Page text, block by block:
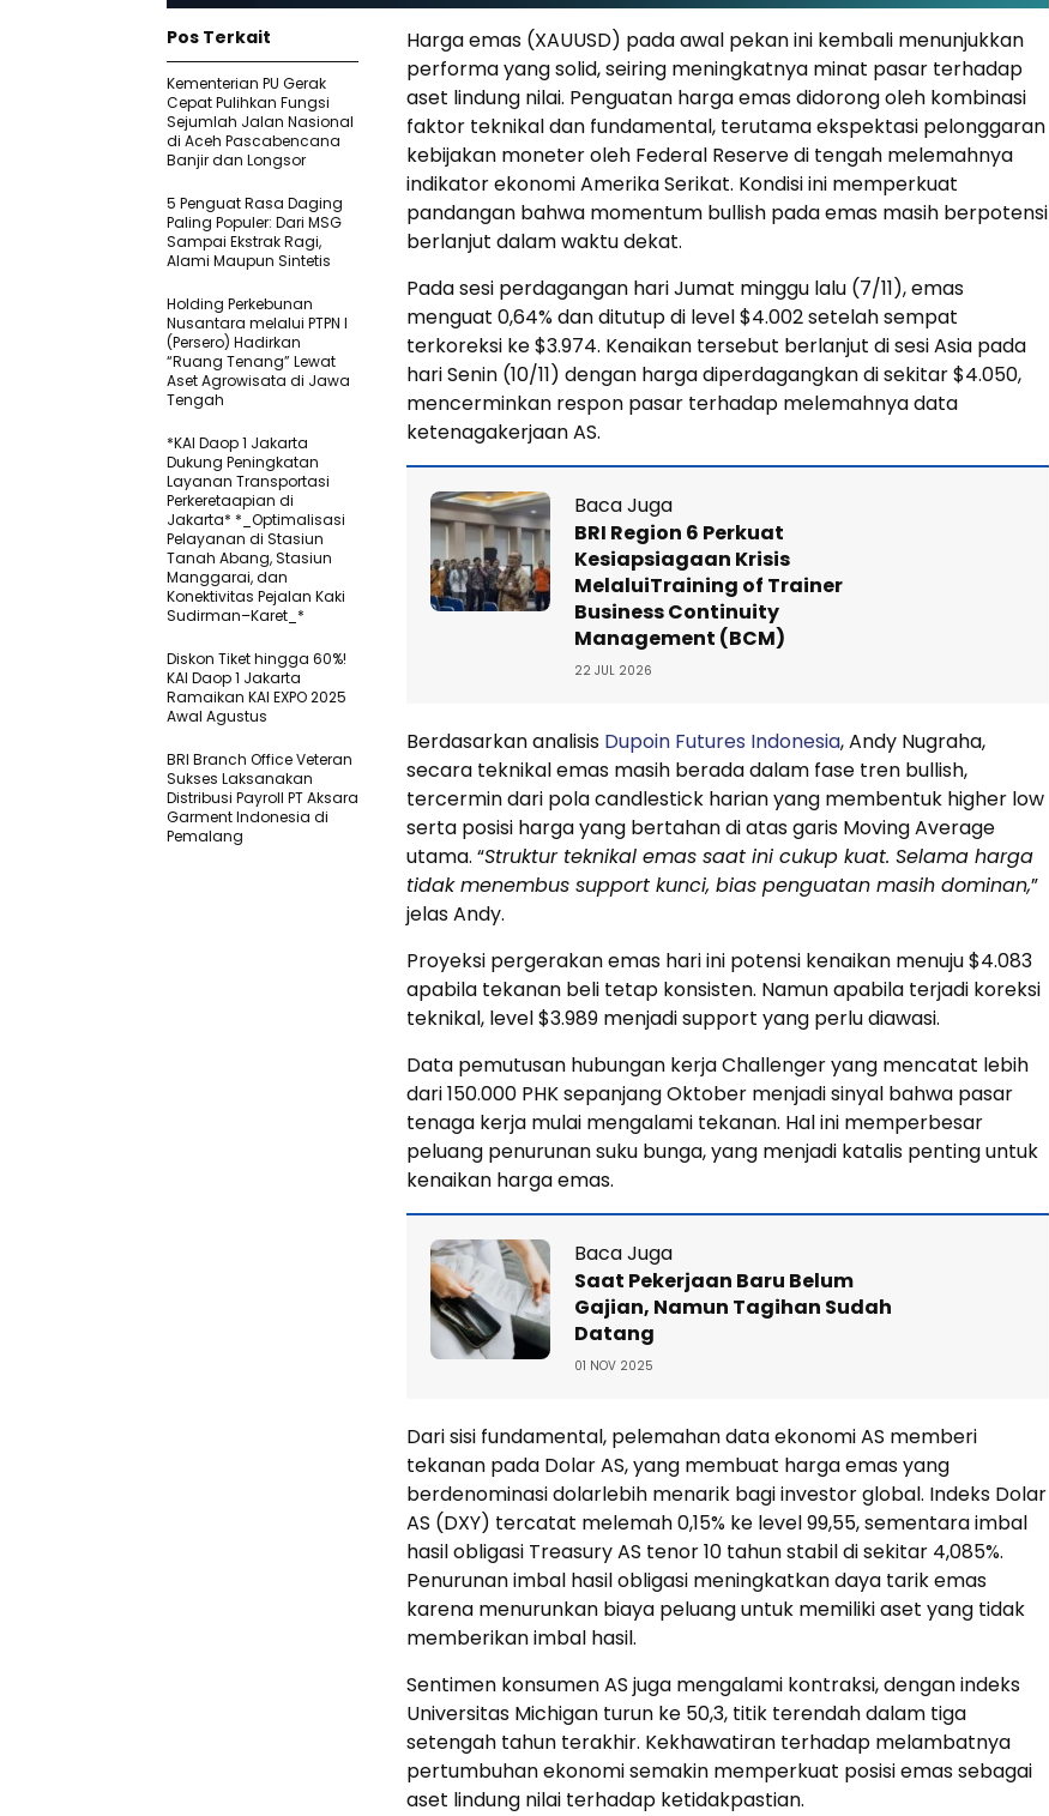
Harga emas (XAUUSD) pada awal pekan ini kembali menunjukkan
performa yang solid, seiring meningkatnya minat pasar terhadap
aset lindung nilai. Penguatan harga emas didorong oleh kombinasi
faktor teknikal dan fundamental, terutama ekspektasi pelonggaran
kebijakan moneter oleh Federal Reserve di tengah melemahnya
indikator ekonomi Amerika Serikat. Kondisi ini memperkuat
pandangan bahwa momentum bullish pada emas masih berpotensi
berlanjut dalam waktu dekat.
Pada sesi perdagangan hari Jumat minggu lalu (7/11), emas
menguat 0,64% dan ditutup di level $4.002 setelah sempat
terkoreksi ke $3.974. Kenaikan tersebut berlanjut di sesi Asia pada
hari Senin (10/11) dengan harga diperdagangkan di sekitar $4.050,
mencerminkan respon pasar terhadap melemahnya data
ketenagakerjaan AS.
Baca Juga
BRI Region 6 Perkuat
Kesiapsiagaan Krisis
MelaluiTraining of Trainer
Business Continuity
Management (BCM)
22 JUL 2026
Berdasarkan analisis Dupoin Futures Indonesia, Andy Nugraha,
secara teknikal emas masih berada dalam fase tren bullish,
tercermin dari pola candlestick harian yang membentuk higher low
serta posisi harga yang bertahan di atas garis Moving Average
utama. “Struktur teknikal emas saat ini cukup kuat. Selama harga
tidak menembus support kunci, bias penguatan masih dominan,”
jelas Andy.
Proyeksi pergerakan emas hari ini potensi kenaikan menuju $4.083
apabila tekanan beli tetap konsisten. Namun apabila terjadi koreksi
teknikal, level $3.989 menjadi support yang perlu diawasi.
Data pemutusan hubungan kerja Challenger yang mencatat lebih
dari 150.000 PHK sepanjang Oktober menjadi sinyal bahwa pasar
tenaga kerja mulai mengalami tekanan. Hal ini memperbesar
peluang penurunan suku bunga, yang menjadi katalis penting untuk
kenaikan harga emas.
Baca Juga
Saat Pekerjaan Baru Belum
Gajian, Namun Tagihan Sudah
Datang
01 NOV 2025
Dari sisi fundamental, pelemahan data ekonomi AS memberi
tekanan pada Dolar AS, yang membuat harga emas yang
berdenominasi dolarlebih menarik bagi investor global. Indeks Dolar
AS (DXY) tercatat melemah 0,15% ke level 99,55, sementara imbal
hasil obligasi Treasury AS tenor 10 tahun stabil di sekitar 4,085%.
Penurunan imbal hasil obligasi meningkatkan daya tarik emas
karena menurunkan biaya peluang untuk memiliki aset yang tidak
memberikan imbal hasil.
Sentimen konsumen AS juga mengalami kontraksi, dengan indeks
Universitas Michigan turun ke 50,3, titik terendah dalam tiga
setengah tahun terakhir. Kekhawatiran terhadap melambatnya
pertumbuhan ekonomi semakin memperkuat posisi emas sebagai
aset lindung nilai terhadap ketidakpastian.
Pos Terkait
Kementerian PU Gerak
Cepat Pulihkan Fungsi
Sejumlah Jalan Nasional
di Aceh Pascabencana
Banjir dan Longsor
5 Penguat Rasa Daging
Paling Populer: Dari MSG
Sampai Ekstrak Ragi,
Alami Maupun Sintetis
Holding Perkebunan
Nusantara melalui PTPN I
(Persero) Hadirkan
“Ruang Tenang” Lewat
Aset Agrowisata di Jawa
Tengah
*KAI Daop 1 Jakarta
Dukung Peningkatan
Layanan Transportasi
Perkeretaapian di
Jakarta* *_Optimalisasi
Pelayanan di Stasiun
Tanah Abang, Stasiun
Manggarai, dan
Konektivitas Pejalan Kaki
Sudirman–Karet_*
Diskon Tiket hingga 60%!
KAI Daop 1 Jakarta
Ramaikan KAI EXPO 2025
Awal Agustus
BRI Branch Office Veteran
Sukses Laksanakan
Distribusi Payroll PT Aksara
Garment Indonesia di
Pemalang